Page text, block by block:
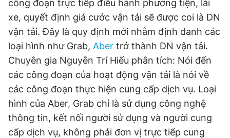
Đọc Thanh Niên trên điện thoại
Theo dõi báo trên
Hotline
0906 645 777
Liên hệ quảng cáo
0908 780 404
công đoạn trực tiếp điều hành phương tiện, lái
xe, quyết định giá cước vận tải sẽ được coi là DN
vận tải. Đây là quy định mới nhằm định danh các
loại hình như Grab, Aber trở thành DN vận tải.
Chuyên gia Nguyễn Trí Hiếu phân tích: Nói đến
các công đoạn của hoạt động vận tải là nói về
các công đoạn thực hiện cung cấp dịch vụ. Loại
hình của Aber, Grab chỉ là sử dụng công nghệ
thông tin, kết nối người sử dụng và người cung
cấp dịch vụ, không phải đơn vị trực tiếp cung